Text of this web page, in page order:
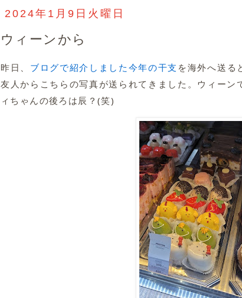
2024年1月9日火曜日
ウィーンから
昨日、 ブログで紹介しました今年の干支 を海外へ送る
友人からこちらの写真が送られてきました。ウィーン
ィちゃんの後ろは辰？(笑)